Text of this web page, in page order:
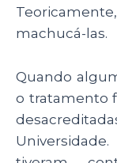
machucá-las.
Quando
o tratamento